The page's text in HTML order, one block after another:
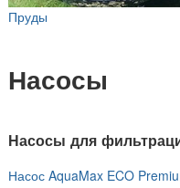
Пруды
Насосы
Насосы для
Насос AquaMax ECO